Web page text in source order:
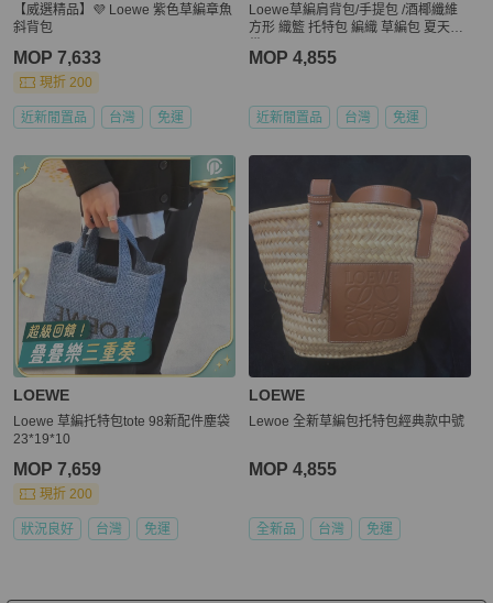
【威選精品】💜 Loewe 紫色草編章魚
斜背包
MOP 7,633
現折 200
近新閒置品 台灣 免運
Loewe草編肩背包/手提包 /酒椰纖維
方形 織籃 托特包 編織 草編包 夏天必
MOP 4,855
近新閒置品 台灣 免運
LOEWE
Loewe 草編托特包tote 98新配件塵袋
23*19*10
MOP 7,659
現折 200
狀況良好 台灣 免運
LOEWE
Lewoe 全新草編包托特包經典款中號
MOP 4,855
全新品 台灣 免運